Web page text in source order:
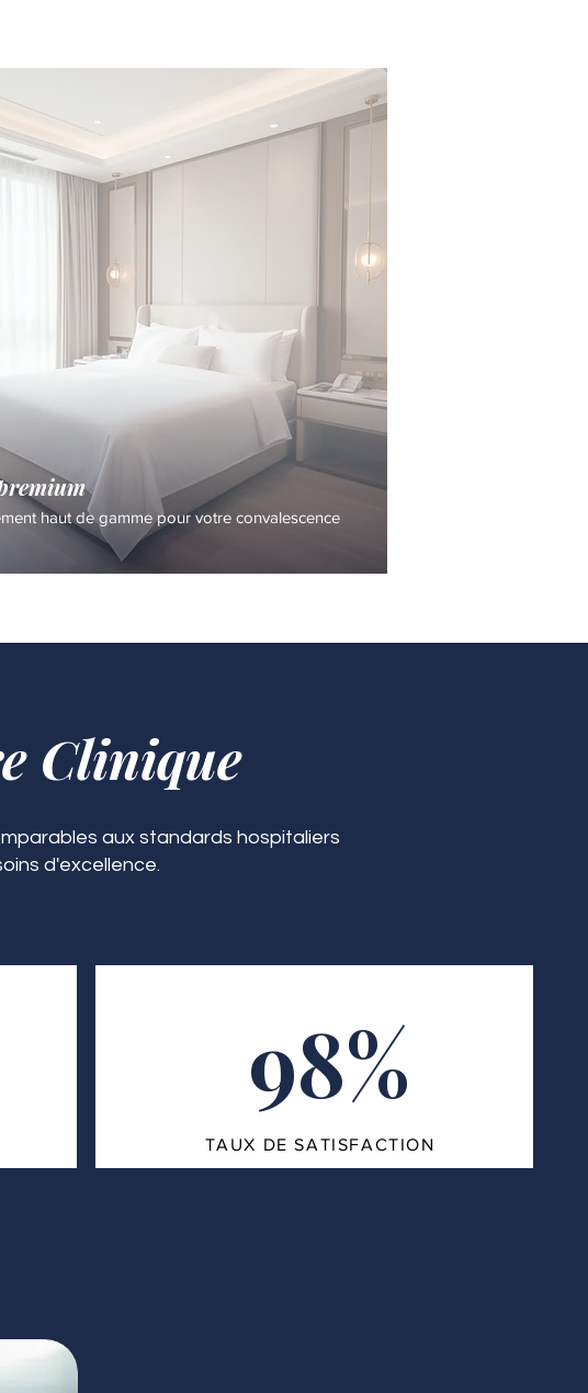
haut de gamme pour votre convalescence
Clinique
aux standards hospitaliers
d'excellence.
98%
TAUX DE SATISFACTION